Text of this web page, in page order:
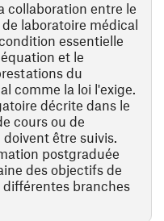
collaboration entre le
laboratoire médical
essentielle
et le
du
comme la loi l'exige.
décrite dans le
cours ou de
être suivis.
postgraduée
des objectifs de
branches